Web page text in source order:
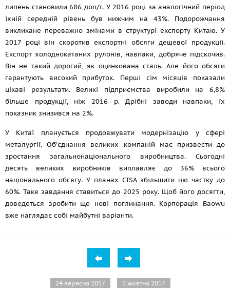
липень становили 686 дол/т. У 2016 році за аналогічний період
їхній середній рівень був нижчим на 43%. Подорожчання
викликане переважно змінами в структурі експорту Китаю. У
2017 році він скоротив експортні обсяги дешевої продукції.
Експорт холоднокатаних рулонів, навпаки, добряче підскочив.
Він не такий дорогий, як оцинкована сталь. Але його обсяги
гарантують високий прибуток. Перші сім місяців показали
цікаві результати. Великі підприємства виробили на 6,8%
більше продукції, ніж 2016 р. Дрібні заводи навпаки, їх
показник знизився на 2%.
У Китаї планується продовжувати модернізацію у сфері
металургії. Об'єднання великих компаній має призвести до
зростання загальнонаціонального виробництва. Сьогодні
десять великих виробників виплавляє до 36% всього
національного обсягу. У планах CISA збільшити цю частку до
60%. Таке завдання ставиться до 2025 року. Щоб його досягти,
доведеться зробити ще нові поглинання. Корпорація Baowu
вже наглядає собі майбутні варіанти.
24 вересня 2017 1 жовтня 2017